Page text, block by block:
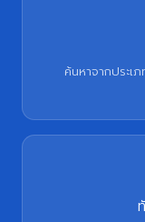
ค้นหาจากประ